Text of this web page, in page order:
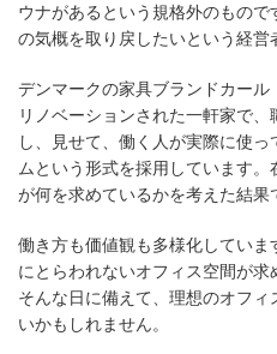
ウナがあるという規格外のもの
の気概を取り戻したいという経営
デンマークの家具ブランドカール
リノベーションされた一軒家で
し、見せて、働く人が実際に使
ムという形式を採用しています
が何を求めているかを考えた結果
働き方も価値観も多様化してい
にとらわれないオフィス空間が求
そんな日に備えて、理想のオフ
いかもしれません。